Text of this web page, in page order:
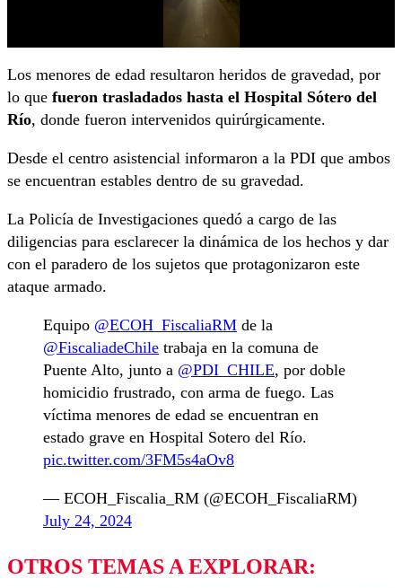
Los menores de edad resultaron heridos de gravedad, por
lo que fueron trasladados hasta el Hospital Sótero del
Río, donde fueron intervenidos quirúrgicamente.
Desde el centro asistencial informaron a la PDI que ambos
se encuentran estables dentro de su gravedad.
La Policía de Investigaciones quedó a cargo de las
diligencias para esclarecer la dinámica de los hechos y dar
con el paradero de los sujetos que protagonizaron este
ataque armado.
Equipo @ECOH_FiscaliaRM de la
@FiscaliadeChile trabaja en la comuna de
Puente Alto, junto a @PDI_CHILE, por doble
homicidio frustrado, con arma de fuego. Las
víctima menores de edad se encuentran en
estado grave en Hospital Sotero del Río.
pic.twitter.com/3FM5s4aOv8
— ECOH_Fiscalia_RM (@ECOH_FiscaliaRM)
July 24, 2024
OTROS TEMAS A EXPLORAR: